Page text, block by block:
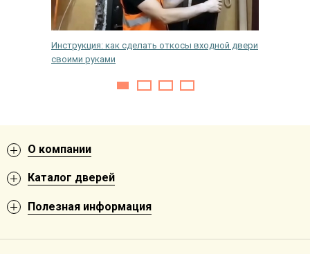
Инструкция: как сделать откосы входной двери
своими руками
О компании
Каталог дверей
Полезная информация